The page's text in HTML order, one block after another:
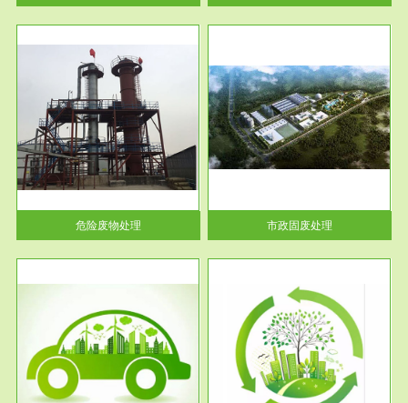
危险废物处理
服务范围
市政固废处理
蔚蓝生态环境科技所从事的市政
废物处理业务包括市政废物的处
理处...
市政固废处理
服务范围
工作场所职业危害现状评价
【现状评价意义】：具体因素---